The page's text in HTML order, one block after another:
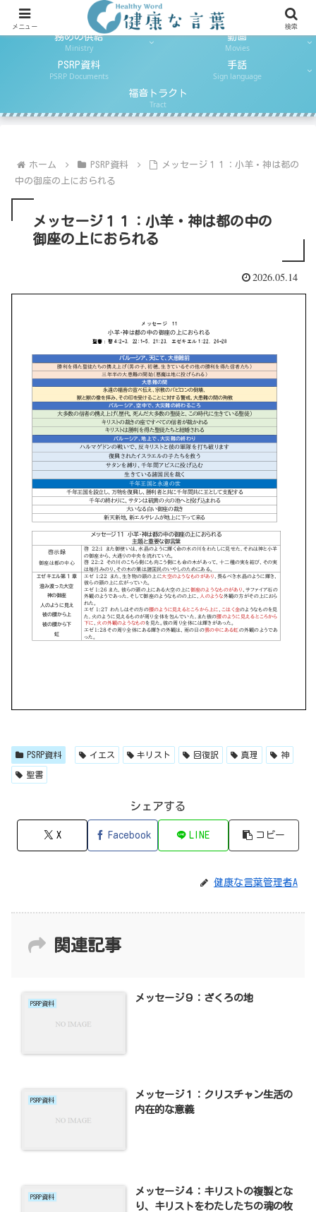
日ごとのパン
Daily Reading
Daily Prayer
務めの供給
Ministry
動画
Movies
PSRP資料
PSRP Documents
手話
Sign language
福音トラクト
Tract
ホーム PSRP資料
メッセージ１１：小羊・神は都の
中の御座の上におられる
メッセージ１１：小羊・神は都の中の
御座の上におられる
2026.05.14
PSRP資料 イエス キリスト 回復訳 真理 神
聖書
シェアする
X Facebook LINE コピー
健康な言葉管理者A
関連記事
PSRP資料
メッセージ９：ざくろの地
PSRP資料
メッセージ１：クリスチャン生活の
内在的な意義
PSRP資料
メッセージ４：キリストの複製とな
り、キリストをわたしたちの魂の牧
メニュー 検索